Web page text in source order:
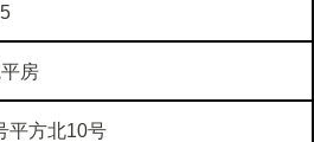
房
平方北10号